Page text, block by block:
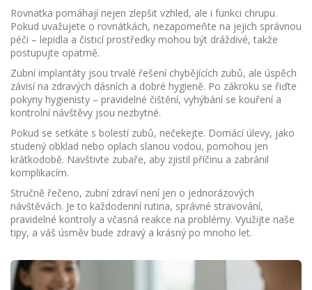
Rovnatka pomáhají nejen zlepšit vzhled, ale i funkci chrupu.
Pokud uvažujete o rovnátkách, nezapomeňte na jejich správnou
péči – lepidla a čisticí prostředky mohou být dráždivé, takže
postupujte opatrně.
Zubní implantáty jsou trvalé řešení chybějících zubů, ale úspěch
závisí na zdravých dásních a dobré hygieně. Po zákroku se řiďte
pokyny hygienisty – pravidelné čištění, vyhýbání se kouření a
kontrolní návštěvy jsou nezbytné.
Pokud se setkáte s bolestí zubů, nečekejte. Domácí úlevy, jako
studený obklad nebo oplach slanou vodou, pomohou jen
krátkodobě. Navštivte zubaře, aby zjistil příčinu a zabránil
komplikacím.
Stručně řečeno, zubní zdraví není jen o jednorázových
návštěvách. Je to každodenní rutina, správné stravování,
pravidelné kontroly a včasná reakce na problémy. Využijte naše
tipy, a váš úsměv bude zdravý a krásný po mnoho let.